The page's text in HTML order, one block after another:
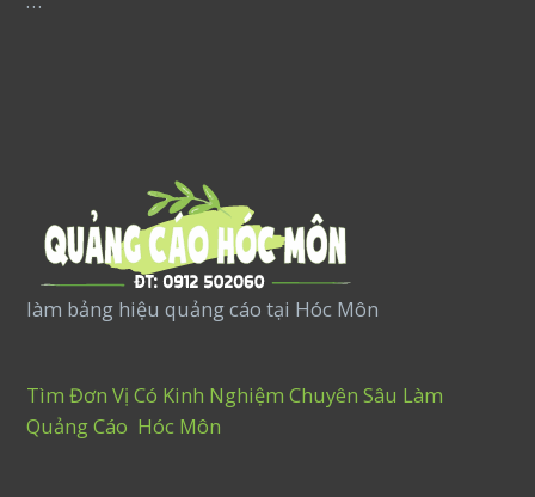
làm bảng hiệu quảng cáo tại Hóc Môn
Tìm Đơn Vị Có Kinh Nghiệm Chuyên Sâu Làm
Quảng Cáo Hóc Môn